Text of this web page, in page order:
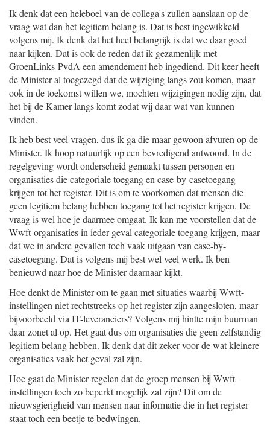
Ik denk dat een heleboel van de collega's zullen aanslaan op de
vraag wat dan het legitiem belang is. Dat is best ingewikkeld
volgens mij. Ik denk dat het heel belangrijk is dat we daar goed
naar kijken. Dat is ook de reden dat ik gezamenlijk met
GroenLinks-PvdA een amendement heb ingediend. Dit keer heeft
de Minister al toegezegd dat de wijziging langs zou komen, maar
ook in de toekomst willen we, mochten wijzigingen nodig zijn, dat
het bij de Kamer langs komt zodat wij daar wat van kunnen
vinden.
Ik heb best veel vragen, dus ik ga die maar gewoon afvuren op de
Minister. Ik hoop natuurlijk op een bevredigend antwoord. In de
regelgeving wordt onderscheid gemaakt tussen personen en
organisaties die categoriale toegang en case-by-casetoegang
krijgen tot het register. Dit is om te voorkomen dat mensen die
geen legitiem belang hebben toegang tot het register krijgen. De
vraag is wel hoe je daarmee omgaat. Ik kan me voorstellen dat de
Wwft-organisaties in ieder geval categoriale toegang krijgen, maar
dat we in andere gevallen toch vaak uitgaan van case-by-
casetoegang. Dat is volgens mij best wel veel werk. Ik ben
benieuwd naar hoe de Minister daarnaar kijkt.
Hoe denkt de Minister om te gaan met situaties waarbij Wwft-
instellingen niet rechtstreeks op het register zijn aangesloten, maar
bijvoorbeeld via IT-leveranciers? Volgens mij hintte mijn buurman
daar zonet al op. Het gaat dus om organisaties die geen zelfstandig
legitiem belang hebben. Ik denk dat dit zeker voor de wat kleinere
organisaties vaak het geval zal zijn.
Hoe gaat de Minister regelen dat de groep mensen bij Wwft-
instellingen toch zo beperkt mogelijk zal zijn? Dit om de
nieuwsgierigheid van mensen naar informatie die in het register
staat toch een beetje te bedwingen.